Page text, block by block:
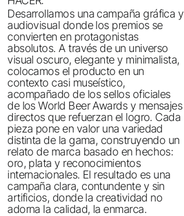
Desarrollamos una campaña gráfica y
audiovisual donde los premios se
convierten en protagonistas
absolutos. A través de un universo
visual oscuro, elegante y minimalista,
colocamos el producto en un
contexto casi museístico,
acompañado de los sellos oficiales
de los World Beer Awards y mensajes
directos que refuerzan el logro. Cada
pieza pone en valor una variedad
distinta de la gama, construyendo un
relato de marca basado en hechos:
oro, plata y reconocimientos
internacionales. El resultado es una
campaña clara, contundente y sin
artificios, donde la creatividad no
adorna la calidad, la enmarca.